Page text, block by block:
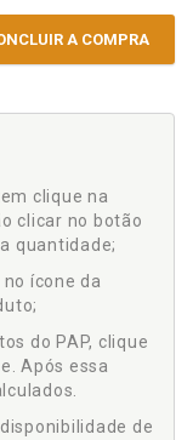
A COMPRA
clique na
clicar no botão
quantidade;
ícone da
do PAP, clique
Após essa
de